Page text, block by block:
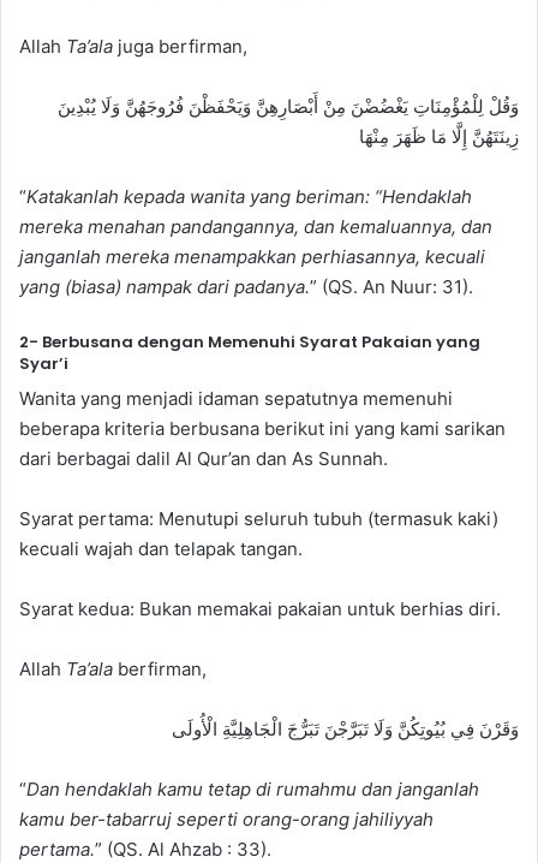
Allah Ta’ala juga berfirman,
وَقُلْ لِلْمُؤْمِنَاتِ يَغْضُضْنَ مِنْ أَبْصَارِهِنَّ وَيَحْفَظْنَ فُرُوجَهُنَّ وَلَا يُبْدِينَ
زِينَتَهُنَّ إِلَّا مَا ظَهَرَ مِنْهَا
“Katakanlah kepada wanita yang beriman: “Hendaklah
mereka menahan pandangannya, dan kemaluannya, dan
janganlah mereka menampakkan perhiasannya, kecuali
yang (biasa) nampak dari padanya.” (QS. An Nuur: 31).
2- Berbusana dengan Memenuhi Syarat Pakaian yang
Syar’i
Wanita yang menjadi idaman sepatutnya memenuhi
beberapa kriteria berbusana berikut ini yang kami sarikan
dari berbagai dalil Al Qur’an dan As Sunnah.
Syarat pertama: Menutupi seluruh tubuh (termasuk kaki)
kecuali wajah dan telapak tangan.
Syarat kedua: Bukan memakai pakaian untuk berhias diri.
Allah Ta’ala berfirman,
وَقَرْنَ فِي بُيُوتِكُنَّ وَلَا تَبَرَّجْنَ تَبَرُّجَ الْجَاهِلِيَّةِ الْأُولَى
“Dan hendaklah kamu tetap di rumahmu dan janganlah
kamu ber-tabarruj seperti orang-orang jahiliyyah
pertama.” (QS. Al Ahzab : 33).